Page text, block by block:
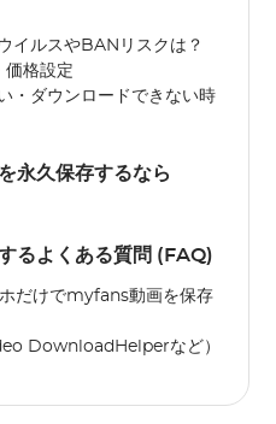
イルスやBANリスクは？
価格設定
・ダウンロードできない時
永久保存するなら
るよくある質問 (FAQ)
だけでmyfans動画を保存
DownloadHelperなど）